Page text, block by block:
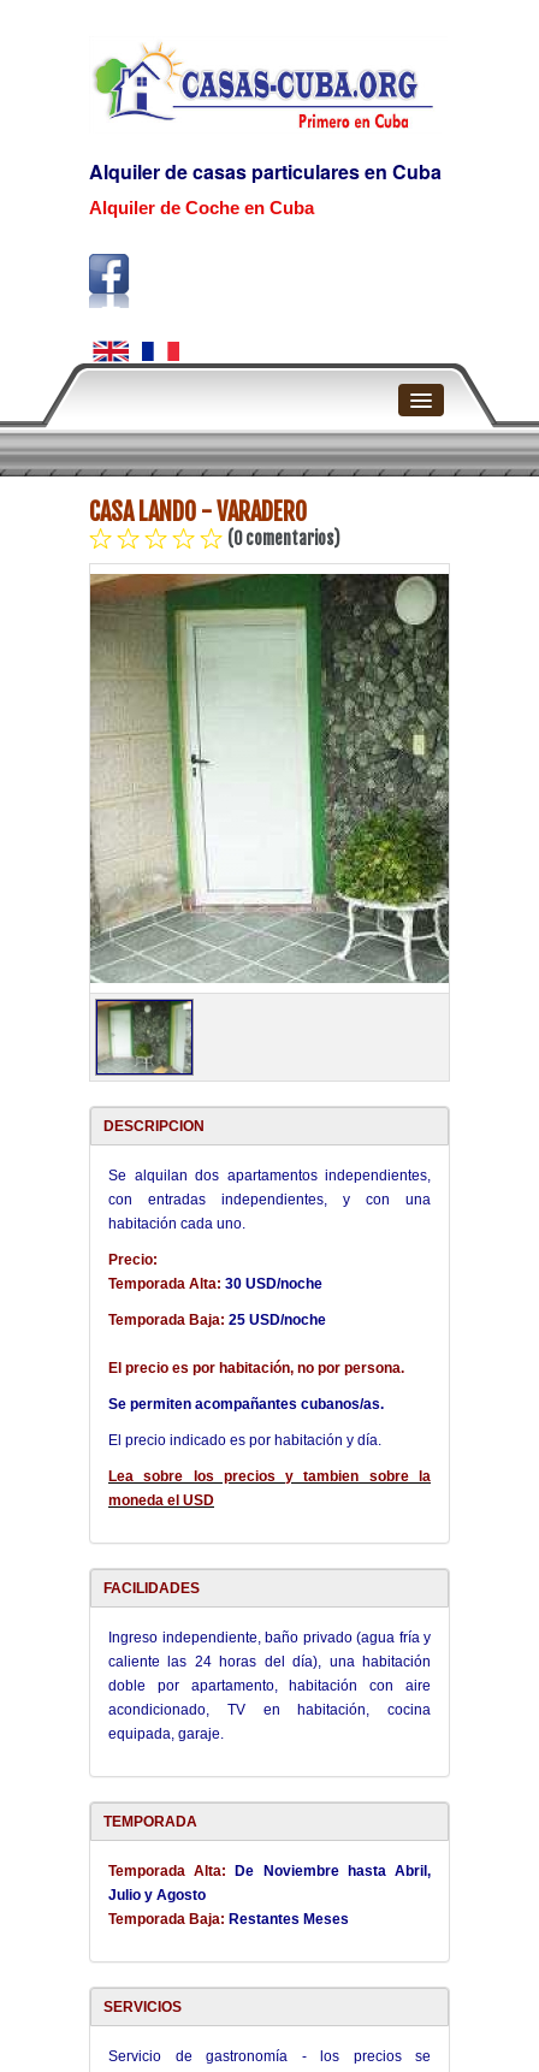
Alquiler de casas particulares en Cuba
Alquiler de Coche en Cuba
Home
La Habana
Playa Habana
Pinar del Río
Cienfuegos
Otras Ciudades
Otros Servicios
CASA LANDO - VARADERO
(0 comentarios)
DESCRIPCION
Se alquilan dos apartamentos independientes,
con entradas independientes, y con una
habitación cada uno.
Precio:
Temporada Alta: 30 USD/noche
Temporada Baja: 25 USD/noche
El precio es por habitación, no por persona.
Se permiten acompañantes cubanos/as.
El precio indicado es por habitación y día.
Lea sobre los precios y tambien sobre la
moneda el USD
FACILIDADES
Ingreso independiente, baño privado (agua fría y
caliente las 24 horas del día), una habitación
doble por apartamento, habitación con aire
acondicionado, TV en habitación, cocina
equipada, garaje.
TEMPORADA
Temporada Alta:
De Noviembre hasta Abril,
Julio y Agosto
Temporada Baja: Restantes Meses
SERVICIOS
Servicio de gastronomía - los precios se